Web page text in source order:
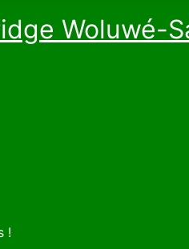
Woluwé-
!